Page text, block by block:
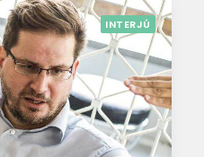
INTERJÚ